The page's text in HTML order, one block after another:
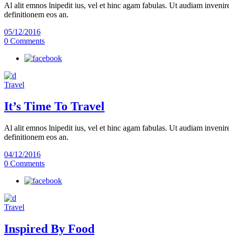
Al alit emnos lnipedit ius, vel et hinc agam fabulas. Ut audiam
definitionem eos an.
05/12/2016
0 Comments
Travel
It’s Time To Travel
Al alit emnos lnipedit ius, vel et hinc agam fabulas. Ut audiam
definitionem eos an.
04/12/2016
0 Comments
Travel
Inspired By Food